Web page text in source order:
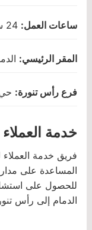
ساعات العمل:
المقر الرئيسي:
فرع رأس تنورة:
خدمة العملاء
فريق خدمة العملاء
المساعدة على
للحصول على
الدمام إلى رأس